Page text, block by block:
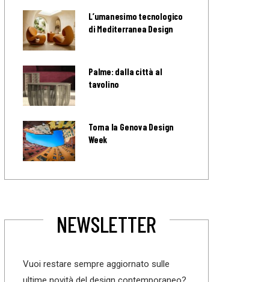
L’umanesimo tecnologico
di Mediterranea Design
Palme: dalla città al
tavolino
Torna la Genova Design
Week
NEWSLETTER
Vuoi restare sempre aggiornato sulle